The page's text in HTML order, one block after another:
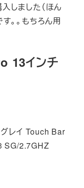
しました（ほん
。。もちろん用
13インチ
レイ Touch Bar
SG/2.7GHZ